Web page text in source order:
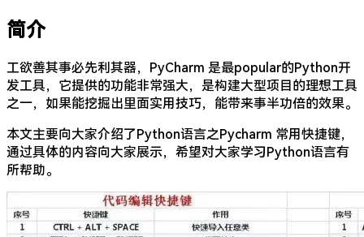
简介
工欲善其事必先利其器，PyCharm 是最popular的Python开
发工具，它提供的功能非常强大，是构建大型项目的理想工具
之一，如果能挖掘出里面实用技巧，能带来事半功倍的效果。
本文主要向大家介绍了Python语言之Pycharm 常用快捷键，
通过具体的内容向大家展示，希望对大家学习Python语言有
所帮助。